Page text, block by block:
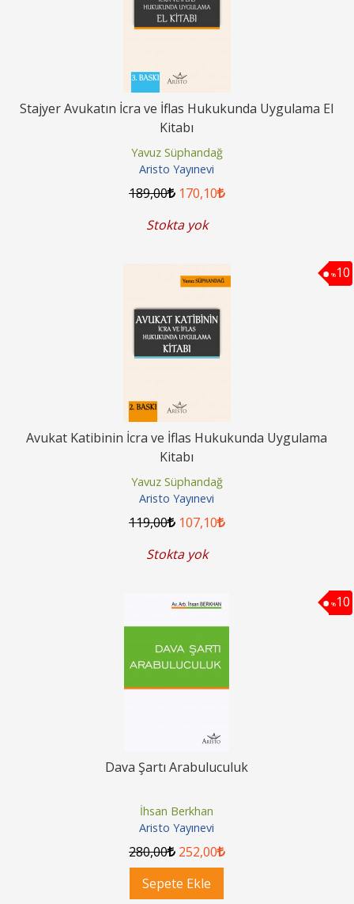
Stajyer Avukatın İcra ve İflas Hukukunda Uygulama El
Kitabı
Yavuz Süphandağ
Aristo Yayınevi
189,00 170,10
Stokta yok
%10
Avukat Katibinin İcra ve İflas Hukukunda Uygulama
Kitabı
Yavuz Süphandağ
Aristo Yayınevi
119,00 107,10
Stokta yok
%10
Dava Şartı Arabuluculuk
İhsan Berkhan
Aristo Yayınevi
280,00 252,00
Sepete Ekle